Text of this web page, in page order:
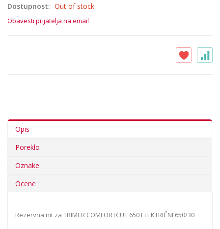
Dostupnost: Out of stock
Obavesti prijatelja na email
Opis
Poreklo
Oznake
Ocene
Rezervna nit za TRIMER COMFORTCUT 650 ELEKTRIČNI 650/30